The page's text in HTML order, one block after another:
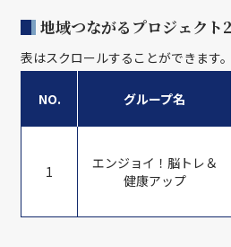
地域つながるプロジェクト
表はスクロールすることができます。
NO. グループ名
1
エンジョイ！脳トレ＆
健康アップ